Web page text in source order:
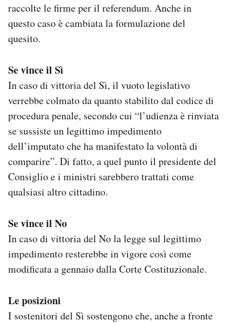
raccolte le firme per il referendum. Anche in
questo caso è cambiata la formulazione del
quesito.
Se vince il Sì
In caso di vittoria del Sì, il vuoto legislativo
verrebbe colmato da quanto stabilito dal codice di
procedura penale, secondo cui “l’udienza è rinviata
se sussiste un legittimo impedimento
dell’imputato che ha manifestato la volontà di
comparire”. Di fatto, a quel punto il presidente del
Consiglio e i ministri sarebbero trattati come
qualsiasi altro cittadino.
Se vince il No
In caso di vittoria del No la legge sul legittimo
impedimento resterebbe in vigore così come
modificata a gennaio dalla Corte Costituzionale.
Le posizioni
I sostenitori del Sì sostengono che, anche a fronte